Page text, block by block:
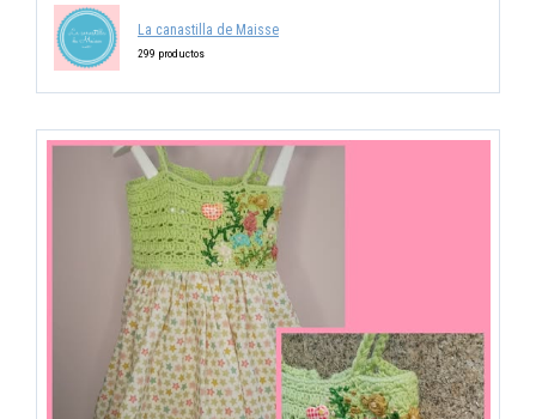
La canastilla de Maisse
299 productos